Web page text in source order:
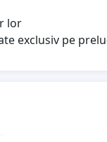
lor
exclusiv pe